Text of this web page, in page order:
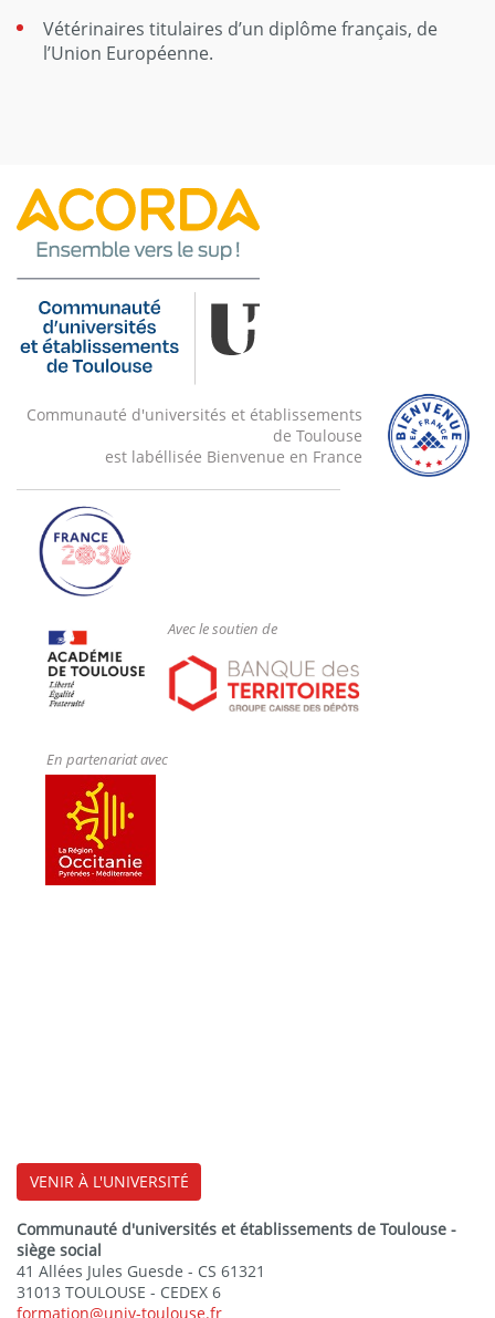
Vétérinaires titulaires d’un diplôme français, de
l’Union Européenne.
Communauté d'universités et établissements
de Toulouse
est labéllisée Bienvenue en France
Avec le soutien de
En partenariat avec
VENIR À L'UNIVERSITÉ
Communauté d'universités et établissements de Toulouse -
siège social
41 Allées Jules Guesde - CS 61321
31013 TOULOUSE - CEDEX 6
formation@univ-toulouse.fr